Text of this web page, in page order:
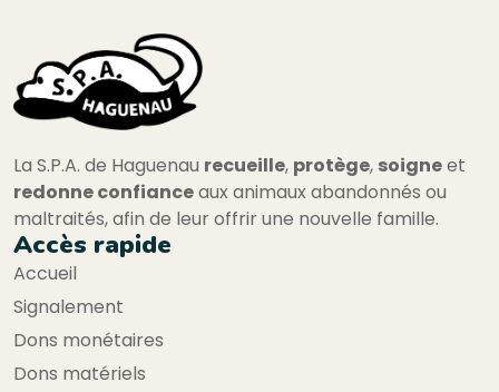
La S.P.A. de Haguenau recueille, protège, soigneet
redonne confianceaux animaux abandonnés ou
maltraités, afin de leur offrir une nouvelle famille.
Accès rapide
Accueil
Signalement
Dons monétaires
Dons matériels